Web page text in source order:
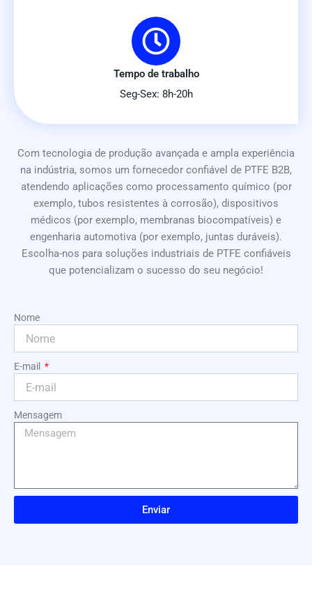
Tempo de trabalho
Seg-Sex: 8h-20h
Com tecnologia de produção avançada e ampla experiência
na indústria, somos um fornecedor confiável de PTFE B2B,
atendendo aplicações como processamento químico (por
exemplo, tubos resistentes à corrosão), dispositivos
médicos (por exemplo, membranas biocompatíveis) e
engenharia automotiva (por exemplo, juntas duráveis).
Escolha-nos para soluções industriais de PTFE confiáveis
que potencializam o sucesso do seu negócio!
Nome
E-mail
Mensagem
Enviar